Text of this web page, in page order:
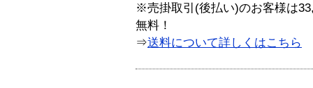
※売掛取引(後払い)のお客様は
無料！
⇒送料について詳しくはこちら